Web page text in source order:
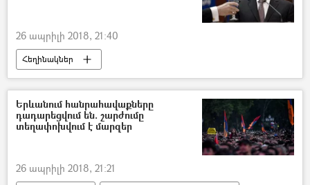
26 ապրիլի 2018, 21:40
Հեղինակներ
Երևանում հանրահավաքները
դադարեցվում են. շարժումը
տեղափոխվում է մարզեր
26 ապրիլի 2018, 21:21